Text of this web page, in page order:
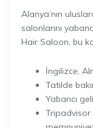
Alanya’nın
salonlarını
Hair Saloon, bu
İngilizce,
Tatilde
Yabancı
Tripadvisor